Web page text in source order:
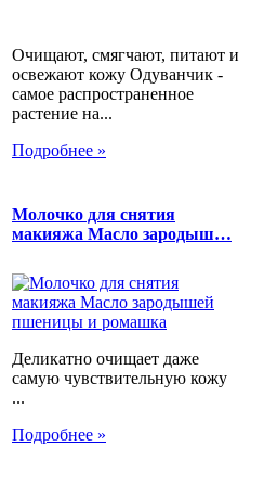
Очищают, смягчают, питают и
освежают кожу Одуванчик -
самое распространенное
растение на...
Подробнее »
Молочко для снятия
макияжа Масло зародыш…
Деликатно очищает даже
самую чувствительную кожу
...
Подробнее »